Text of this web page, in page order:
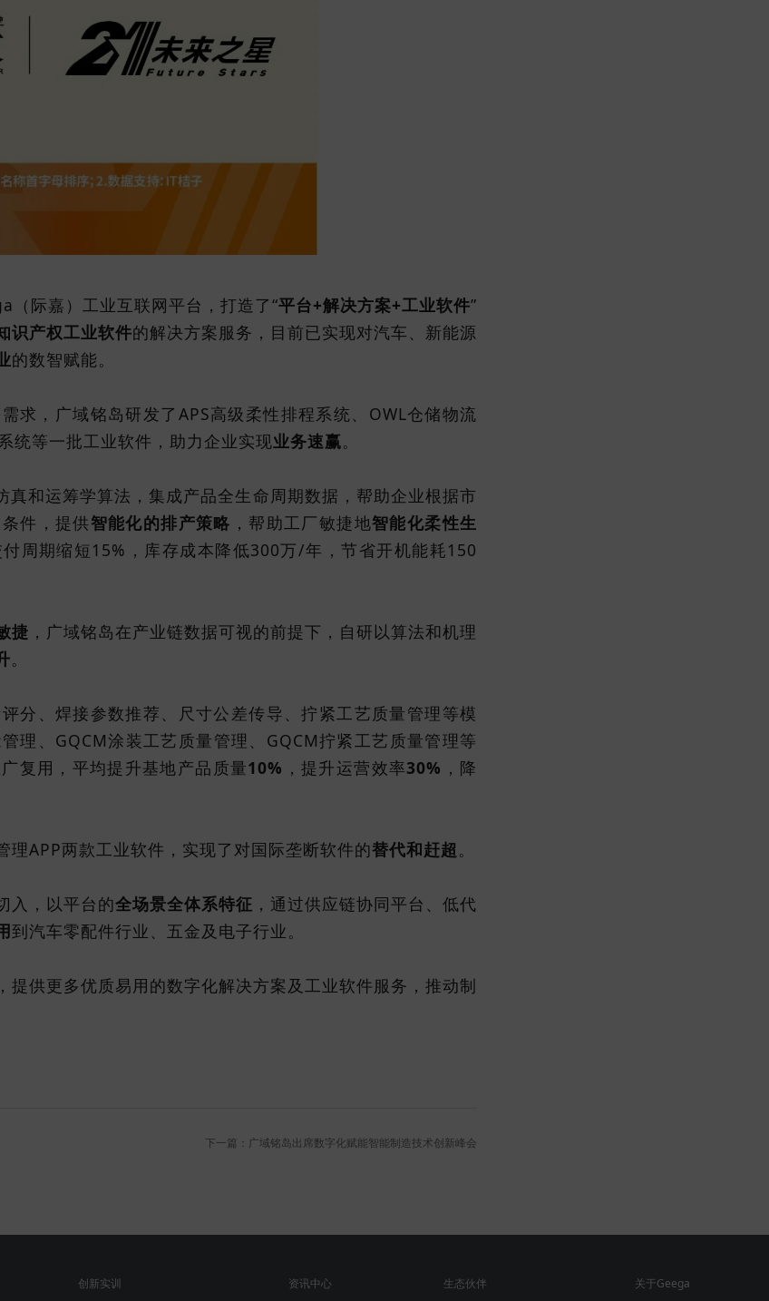
（际嘉）工业互联网平台，打造了“平台+解决方案+工业软件”
识产权工业软件的解决方案服务，目前已实现对汽车、新能源
的数智赋能。
求，广域铭岛研发了APS高级柔性排程系统、OWL仓储物流
统等一批工业软件，助力企业实现业务速赢。
真和运筹学算法，集成产品全生命周期数据，帮助企业根据市
件，提供智能化的排产策略 ，帮助工厂敏捷地智能化柔性生
周期缩短15%，库存成本降低300万/年，节省开机能耗150
捷 ，广域铭岛在产业链数据可视的前提下，自研以算法和机理
。
分、焊接参数推荐、尺寸公差传导、拧紧工艺质量管理等模
理、GQCM涂装工艺质量管理、GQCM拧紧工艺质量管理等
复用，平均提升基地产品质量10% ，提升运营效率30% ，降
APP两款工业软件，实现了对国际垄断软件的替代和赶超 。
入，以平台的全场景全体系特征 ，通过供应链协同平台、低代
到汽车零配件行业、五金及电子行业。
，提供更多优质易用的数字化解决方案及工业软件服务，推动制
下一篇：广域铭岛出席数字化赋能智能制造技术创新峰会
创新实训 资讯中心 生态伙伴 关于Geega